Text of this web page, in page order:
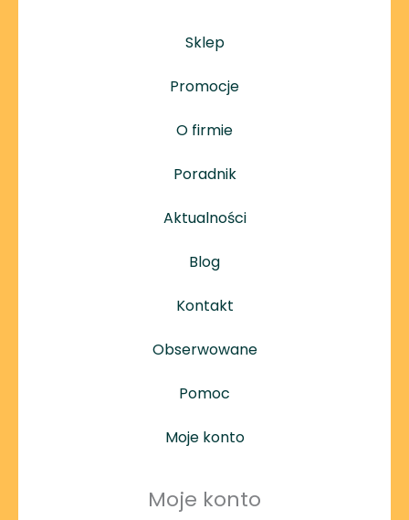
Sklep
Promocje
O firmie
Poradnik
Aktualności
Blog
Kontakt
Obserwowane
Pomoc
Moje konto
Moje konto